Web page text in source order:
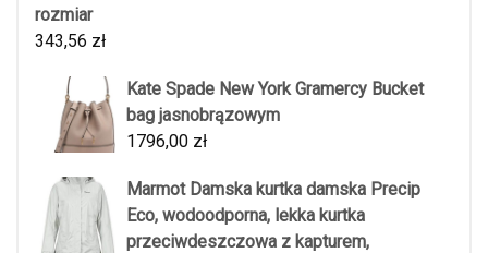
rozmiar
343,56 zł
Kate Spade New York Gramercy Bucket
bag jasnobrązowym
1796,00 zł
Marmot Damska kurtka damska Precip
Eco, wodoodporna, lekka kurtka
przeciwdeszczowa z kapturem,